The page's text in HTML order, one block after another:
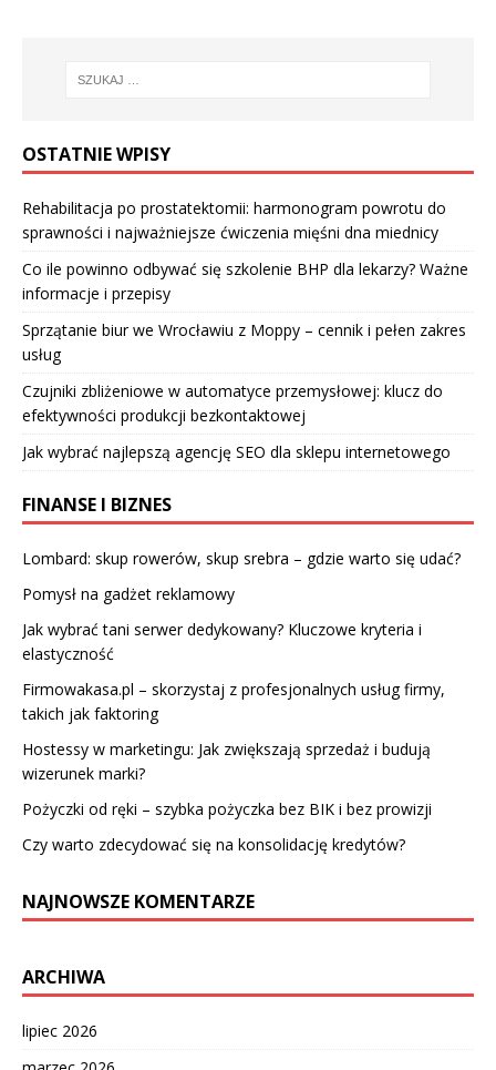
OSTATNIE WPISY
Rehabilitacja po prostatektomii: harmonogram powrotu do
sprawności i najważniejsze ćwiczenia mięśni dna miednicy
Co ile powinno odbywać się szkolenie BHP dla lekarzy? Ważne
informacje i przepisy
Sprzątanie biur we Wrocławiu z Moppy – cennik i pełen zakres
usług
Czujniki zbliżeniowe w automatyce przemysłowej: klucz do
efektywności produkcji bezkontaktowej
Jak wybrać najlepszą agencję SEO dla sklepu internetowego
FINANSE I BIZNES
Lombard: skup rowerów, skup srebra – gdzie warto się udać?
Pomysł na gadżet reklamowy
Jak wybrać tani serwer dedykowany? Kluczowe kryteria i
elastyczność
Firmowakasa.pl – skorzystaj z profesjonalnych usług firmy,
takich jak faktoring
Hostessy w marketingu: Jak zwiększają sprzedaż i budują
wizerunek marki?
Pożyczki od ręki – szybka pożyczka bez BIK i bez prowizji
Czy warto zdecydować się na konsolidację kredytów?
NAJNOWSZE KOMENTARZE
ARCHIWA
lipiec 2026